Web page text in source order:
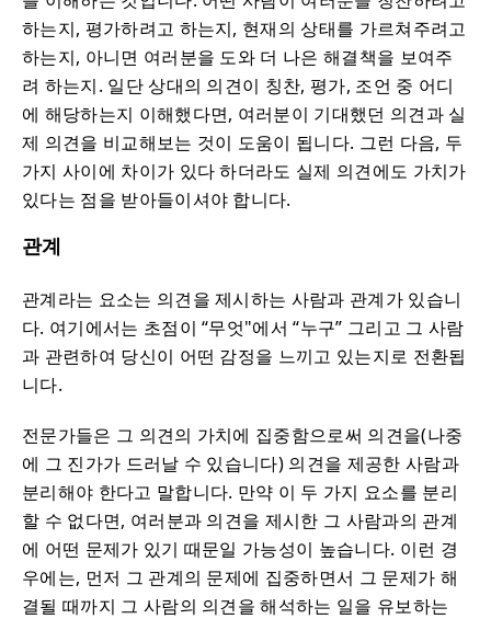
하는지, 평가하려고 하는지, 현재의 상태를 가르쳐주려고
하는지, 아니면 여러분을 도와 더 나은 해결책을 보여주
려 하는지. 일단 상대의 의견이 칭찬, 평가, 조언 중 어디
에 해당하는지 이해했다면, 여러분이 기대했던 의견과 실
제 의견을 비교해보는 것이 도움이 됩니다. 그런 다음, 두
가지 사이에 차이가 있다 하더라도 실제 의견에도 가치가
있다는 점을 받아들이셔야 합니다.
관계
관계라는 요소는 의견을 제시하는 사람과 관계가 있습니
다. 여기에서는 초점이 “무엇"에서 “누구” 그리고 그 사람
과 관련하여 당신이 어떤 감정을 느끼고 있는지로 전환됩
니다.
전문가들은 그 의견의 가치에 집중함으로써 의견을(나중
에 그 진가가 드러날 수 있습니다) 의견을 제공한 사람과
분리해야 한다고 말합니다. 만약 이 두 가지 요소를 분리
할 수 없다면, 여러분과 의견을 제시한 그 사람과의 관계
에 어떤 문제가 있기 때문일 가능성이 높습니다. 이런 경
우에는, 먼저 그 관계의 문제에 집중하면서 그 문제가 해
결될 때까지 그 사람의 의견을 해석하는 일을 유보하는